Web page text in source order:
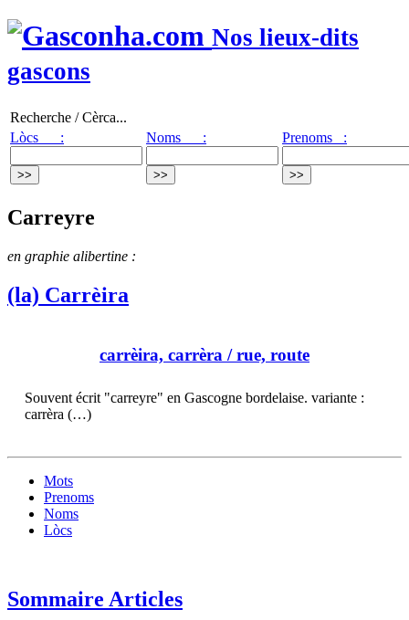
Nos lieux-dits
gascons
Recherche / Cèrca...
Lòcs :
Noms : Prenoms :
Carreyre
en graphie alibertine :
(la) Carrèira
carrèira, carrèra / rue, route
Souvent écrit "carreyre" en Gascogne bordelaise. variante :
carrèra (…)
Mots
Prenoms
Noms
Lòcs
Sommaire Articles